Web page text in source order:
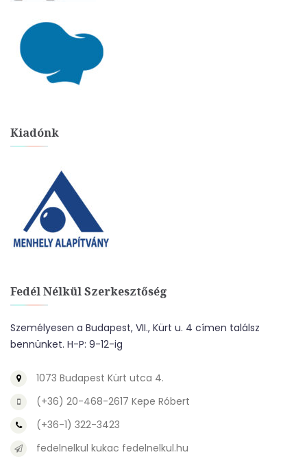
Kiadónk
Fedél Nélkül Szerkesztőség
Személyesen a Budapest, VII., Kürt u. 4 címen találsz
bennünket. H-P: 9-12-ig
1073 Budapest Kürt utca 4.
(+36) 20-468-2617 Kepe Róbert
(+36-1) 322-3423
fedelnelkul kukac fedelnelkul.hu